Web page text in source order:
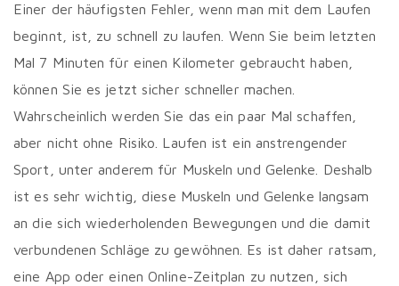
Einer der häufigsten Fehler, wenn man mit dem Laufen
beginnt, ist, zu schnell zu laufen. Wenn Sie beim letzten
Mal 7 Minuten für einen Kilometer gebraucht haben,
können Sie es jetzt sicher schneller machen.
Wahrscheinlich werden Sie das ein paar Mal schaffen,
aber nicht ohne Risiko. Laufen ist ein anstrengender
Sport, unter anderem für Muskeln und Gelenke. Deshalb
ist es sehr wichtig, diese Muskeln und Gelenke langsam
an die sich wiederholenden Bewegungen und die damit
verbundenen Schläge zu gewöhnen. Es ist daher ratsam,
eine App oder einen Online-Zeitplan zu nutzen, sich